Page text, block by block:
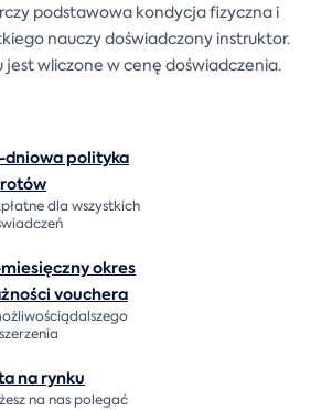
podstawowa kondycja fizyczna i
nauczy doświadczony instruktor.
jest wliczone w cenę doświadczenia.
dniowa polityka
dla wszystkich
okres
vouchera
narynku
na nas polegać